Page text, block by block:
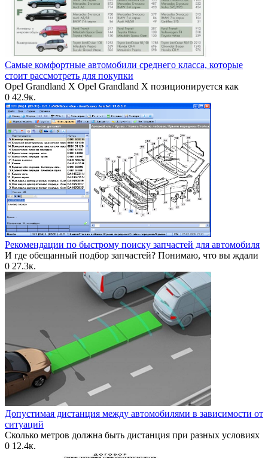
Самые комфортные автомобили среднего класса, которые
стоит рассмотреть для покупки
Opel Grandland X Opel Grandland X позиционируется как
0 42.9к.
Рекомендации по быстрому поиску запчастей для автомобиля
И где обещанный подбор запчастей? Понимаю, что вы ждали
0 27.3к.
Допустимая дистанция между автомобилями в зависимости от
ситуаций
Сколько метров должна быть дистанция при разных условиях
0 12.4к.